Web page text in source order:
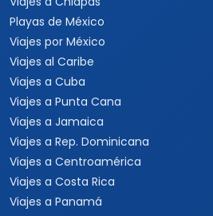
Playas de México
Viajes por México
Viajes al Caribe
Viajes a Cuba
Viajes a Punta Cana
Viajes a Jamaica
Viajes a Rep. Dominicana
Viajes a Centroamérica
Viajes a Costa Rica
Viajes a Panamá